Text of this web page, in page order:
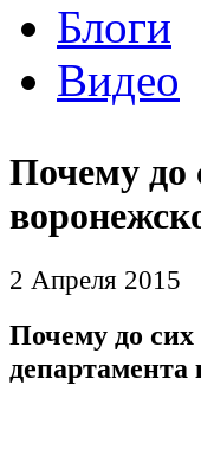
Блоги
Видео
Почему до
2 Апреля 2015
Почему до сих
департамента